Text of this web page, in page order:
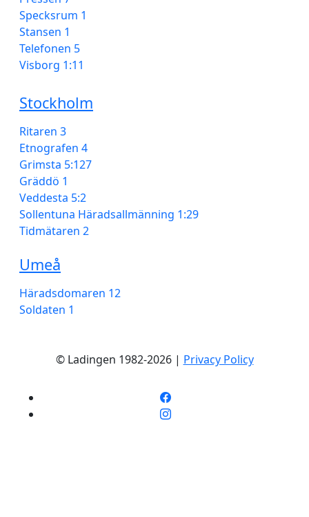
Specksrum 1
Stansen 1
Telefonen 5
Visborg 1:11
Stockholm
Ritaren 3
Etnografen 4
Grimsta 5:127
Gräddö 1
Veddesta 5:2
Sollentuna Häradsallmänning 1:29
Tidmätaren 2
Umeå
Häradsdomaren 12
Soldaten 1
© Ladingen 1982-2026 | Privacy Policy